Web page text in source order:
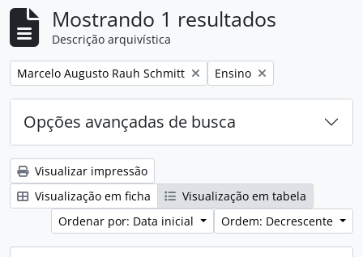
Mostrando 1 resultados
Descrição arquivística
Remover filtro:
Marcelo Augusto Rauh Schmitt Remover filtro:
Ensino
Opções avançadas de busca
Visualizar impressão
Visualização em ficha
Visualização em tabela
Ordenar por: Data inicial
Ordem: Decrescente